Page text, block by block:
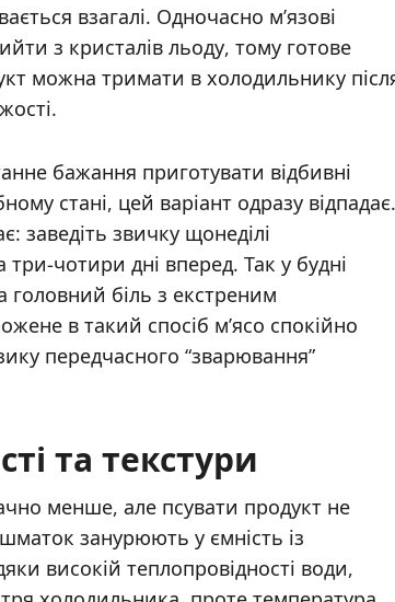
взагалі. Одночасно м’язові
з кристалів льоду, тому готове
можна тримати в холодильнику
бажання приготувати відбивні
стані, цей варіант одразу відпадає.
заведіть звичку щонеділі
чотири дні вперед. Так у будні
головний біль з екстреним
в такий спосіб м’ясо спокійно
передчасного “зварювання”
та текстури
менше, але псувати продукт не
занурюють у ємність із
високій теплопровідності води,